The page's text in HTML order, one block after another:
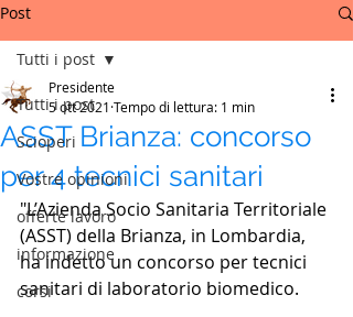
Post
Tutti i post
Scioperi
Vostre opinioni
offerte lavoro
informazione
corsi
Tutti i post
ASST Brianza: concorso
per 4 tecnici sanitari
Presidente
5 ott 2021 Tempo di lettura: 1 min
"L’Azienda Socio Sanitaria Territoriale
(ASST) della Brianza, in Lombardia,
ha indetto un concorso per tecnici
sanitari di laboratorio biomedico.